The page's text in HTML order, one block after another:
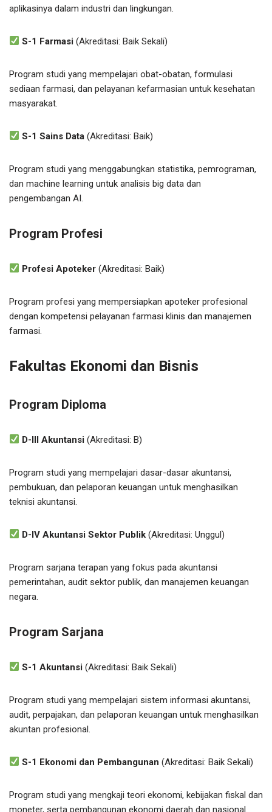
aplikasinya dalam industri dan lingkungan.
S-1 Farmasi (Akreditasi: Baik Sekali)
Program studi yang mempelajari obat-obatan, formulasi
sediaan farmasi, dan pelayanan kefarmasian untuk kesehatan
masyarakat.
S-1 Sains Data (Akreditasi: Baik)
Program studi yang menggabungkan statistika, pemrograman,
dan machine learning untuk analisis big data dan
pengembangan AI.
Program Profesi
Profesi Apoteker (Akreditasi: Baik)
Program profesi yang mempersiapkan apoteker profesional
dengan kompetensi pelayanan farmasi klinis dan manajemen
farmasi.
Fakultas Ekonomi dan Bisnis
Program Diploma
D-III Akuntansi (Akreditasi: B)
Program studi yang mempelajari dasar-dasar akuntansi,
pembukuan, dan pelaporan keuangan untuk menghasilkan
teknisi akuntansi.
D-IV Akuntansi Sektor Publik (Akreditasi: Unggul)
Program sarjana terapan yang fokus pada akuntansi
pemerintahan, audit sektor publik, dan manajemen keuangan
negara.
Program Sarjana
S-1 Akuntansi (Akreditasi: Baik Sekali)
Program studi yang mempelajari sistem informasi akuntansi,
audit, perpajakan, dan pelaporan keuangan untuk menghasilkan
akuntan profesional.
S-1 Ekonomi dan Pembangunan (Akreditasi: Baik Sekali)
Program studi yang mengkaji teori ekonomi, kebijakan fiskal dan
moneter, serta pembangunan ekonomi daerah dan nasional.